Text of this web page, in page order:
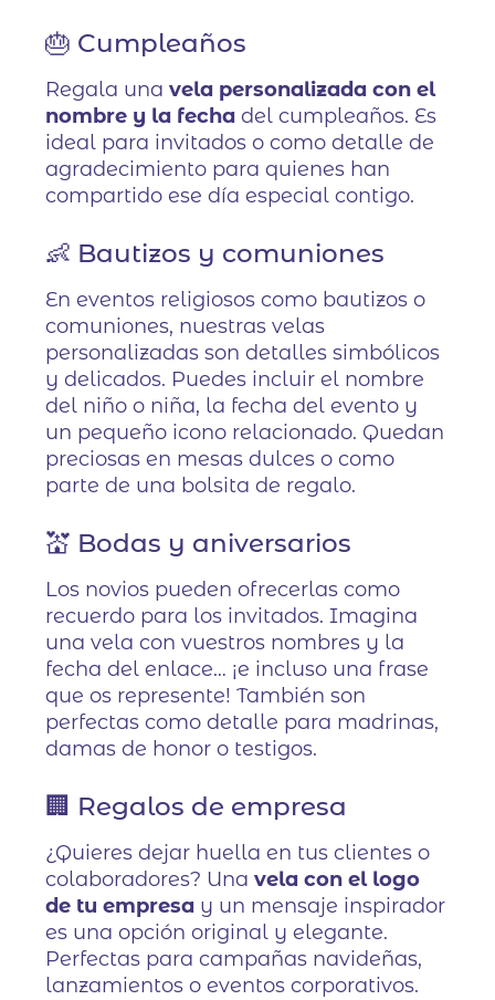
🎂 Cumpleaños
Regala unavela personalizada con el
nombre y la fecha del cumpleaños. Es
ideal para invitados o como detalle de
agradecimiento para quienes han
compartido ese día especial contigo.
👶 Bautizos y comuniones
En eventos religiosos como bautizos o
comuniones, nuestras velas
personalizadas son detalles simbólicos
y delicados. Puedes incluir el nombre
del niño o niña, la fecha del evento y
un pequeño icono relacionado. Quedan
preciosas en mesas dulces o como
parte de una bolsita de regalo.
💒 Bodas y aniversarios
Los novios pueden ofrecerlas como
recuerdo para los invitados. Imagina
una vela con vuestros nombres y la
fecha del enlace… ¡e incluso una frase
que os represente! También son
perfectas como detalle para madrinas,
damas de honor o testigos.
🏢 Regalos de empresa
¿Quieres dejar huella en tus clientes o
colaboradores? Unavela con el logo
de tu empresa y un mensaje inspirador
es una opción original y elegante.
Perfectas para campañas navideñas,
lanzamientos o eventos corporativos.